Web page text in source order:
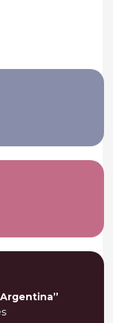
Argentina”